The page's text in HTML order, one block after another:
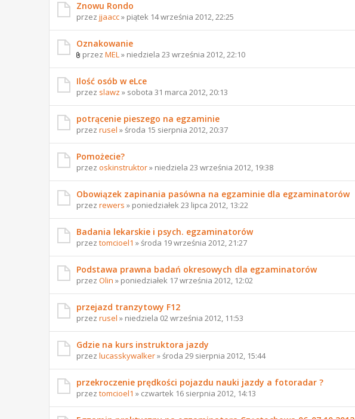
Znowu Rondo
przez jjaacc» piątek 14 września 2012, 22:25
Oznakowanie
przez MEL » niedziela 23 września 2012, 22:10
Ilość osób w eLce
przez slawz » sobota 31 marca 2012, 20:13
potrącenie pieszego na egzaminie
przez rusel » środa 15 sierpnia 2012, 20:37
Pomożecie?
przez oskinstruktor» niedziela 23 września 2012, 19:38
Obowiązek zapinania pasówna na egzaminie dla egzaminatorów
przez rewers » poniedziałek 23 lipca 2012, 13:22
Badania lekarskie i psych. egzaminatorów
przez tomcioel1 » środa 19 września 2012, 21:27
Podstawa prawna badań okresowych dla egzaminatorów
przez Olin » poniedziałek 17 września 2012, 12:02
przejazd tranzytowy F12
przez rusel » niedziela 02 września 2012, 11:53
Gdzie na kurs instruktora jazdy
przez lucasskywalker» środa 29 sierpnia 2012, 15:44
przekroczenie prędkości pojazdu nauki jazdy a fotoradar ?
przez tomcioel1 » czwartek 16 sierpnia 2012, 14:13